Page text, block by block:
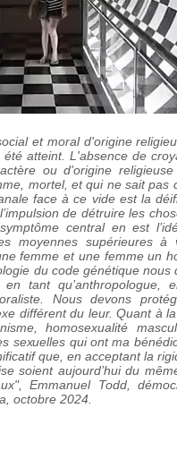
et moral d'origine
atteint. L'absence de
ou d'origine religieuse
mortel, et qui ne sait pas
face à ce vide est la
de détruire les
central en est
moyennes supérieures à
femme et une femme un
du code génétique nous
tant qu’anthropologue,
Nous devons
différent du leur. Quant à
homosexualité
sexuelles qui ont ma
que, en acceptant la
soient aujourd’hui du
Emmanuel Todd,
octobre 2024.